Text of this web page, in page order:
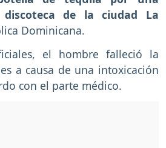
de la ciudad La
Dominicana.
el hombre falleció la
a causa de una intoxicación
con el parte médico.